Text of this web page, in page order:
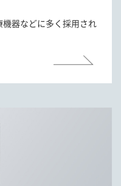
器などに多く採用され